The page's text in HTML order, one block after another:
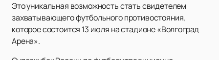
Это уникальная возможность стать свидетелем
захватывающего футбольного противостояния,
которое состоится 13 июля на стадионе «Волгоград
Арена».